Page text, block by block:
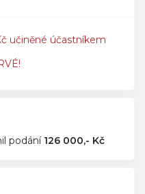
učiněné účastníkem
podání 126 000,- Kč